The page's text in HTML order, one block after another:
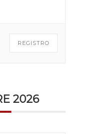
REGISTRO
2026